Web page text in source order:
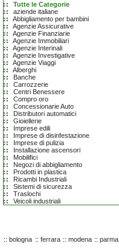
Tutte le Categorie
aziende italiane
Abbigliamento per bambini
Agenzie Assicurative
Agenzie Finanziarie
Agenzie Immobiliari
Agenzie Interinali
Agenzie Investigative
Agenzie Viaggi
Alberghi
Banche
Carrozzerie
Centri Benessere
Compro oro
Concessionarie Auto
Distributori automatici
Gioiellerie
Imprese edili
Imprese di disinfestazione
Imprese di pulizia
Installazione ascensori
Mobilifici
Negozi di abbigliamento
Prodotti in plastica
Ricambi Industriali
Sistemi di sicurezza
Traslochi
Veicoli industriali
:: bologna :: ferrara :: modena :: parma